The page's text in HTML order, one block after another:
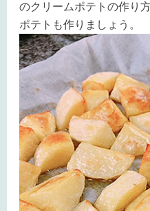
のクリームポテトの作り
ポテトも作りましょう。